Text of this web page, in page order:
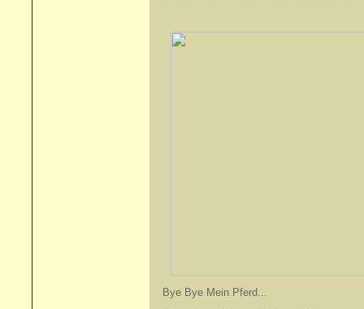
Bye Bye Mein Pferd...